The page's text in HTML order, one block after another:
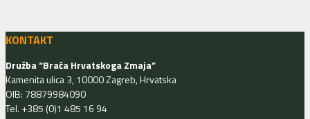
KONTAKT
Družba “Braća Hrvatskoga Zmaja”
Kamenita ulica 3, 10000 Zagreb, Hrvatska
OIB: 78879984090
Tel. +385 (0)1 485 16 94